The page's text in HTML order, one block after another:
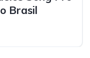
Brasil